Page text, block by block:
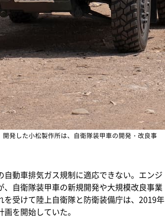
発した小松製作所は、自衛隊装甲車の開発・改良事
動車排気ガス規制に適応できない。エンジ
自衛隊装甲車の新規開発や大規模改良事業
受けて陸上自衛隊と防衛装備庁は、2019年
を開始していた。